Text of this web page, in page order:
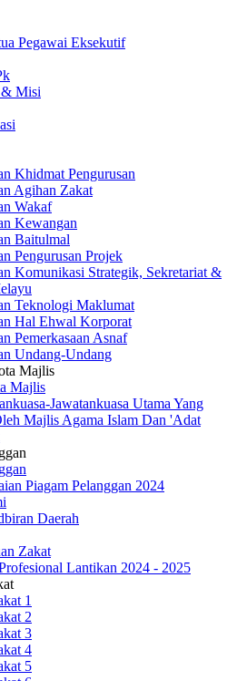
Pegawai Eksekutif
Misi
Khidmat Pengurusan
Agihan Zakat
Wakaf
Kewangan
Baitulmal
Pengurusan Projek
Komunikasi Strategik, Sekretariat &
Teknologi Maklumat
Hal Ehwal Korporat
Pemerkasaan Asnaf
Undang-Undang
Majlis
Majlis
Jawatankuasa Utama Yang
Majlis Agama Islam Dan 'Adat
Piagam Pelanggan 2024
Daerah
Zakat
Lantikan 2024 - 2025
1
2
3
4
5